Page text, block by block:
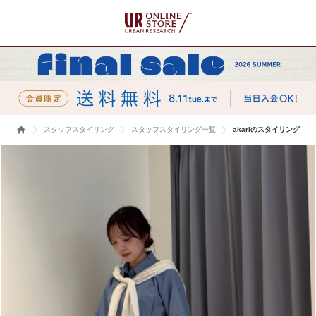
スタッフスタイリング スタッフスタイリング一覧 akariのスタイリング